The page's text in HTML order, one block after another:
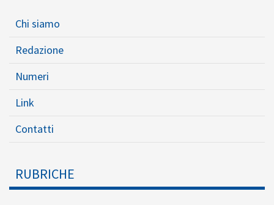
Chi siamo
Redazione
Numeri
Link
Contatti
RUBRICHE